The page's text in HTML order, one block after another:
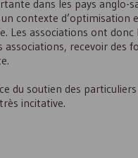
dans les pays anglo-
contexte
Les associations ont donc
recevoir des
du soutien des
incitative.